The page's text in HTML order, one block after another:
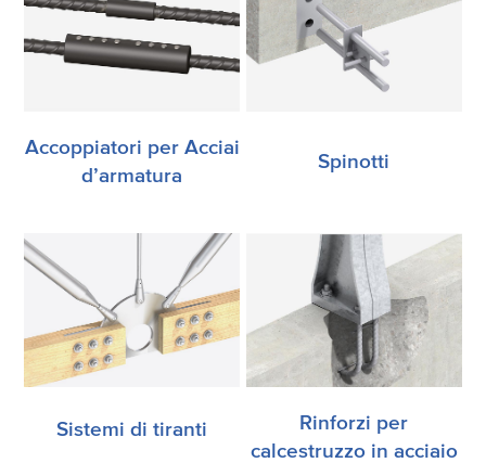
Accoppiatori per Acciai
d’armatura
Spinotti
Sistemi di tiranti
Rinforzi per
calcestruzzo in acciaio